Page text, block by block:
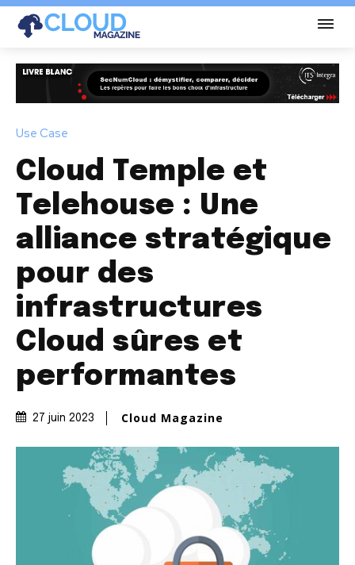
Use Case
Cloud Temple et
Telehouse : Une
alliance stratégique
pour des
infrastructures
Cloud sûres et
performantes
27 juin 2023 Cloud Magazine